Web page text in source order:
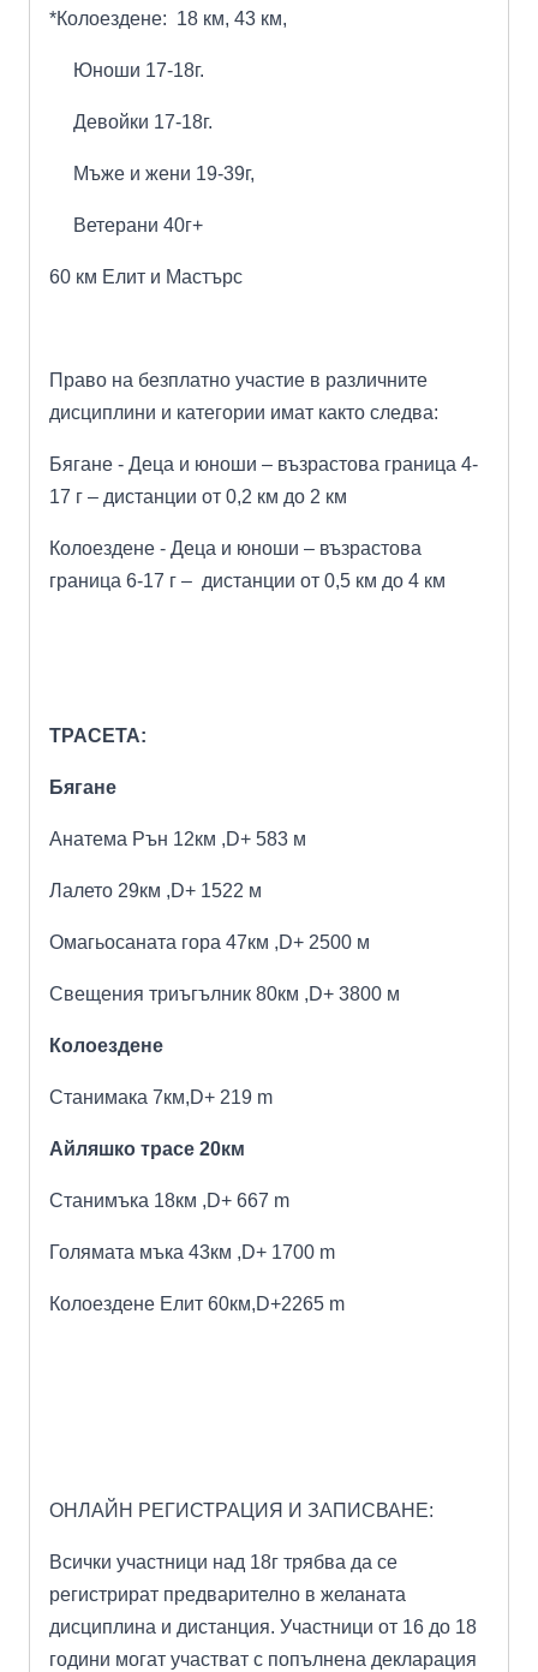
*Колоездене: 18 км, 43 км,
Юноши 17-18г.
Девойки 17-18г.
Мъже и жени 19-39г,
Ветерани 40г+
60 км Елит и Мастърс
Право на безплатно участие в различните
дисциплини и категории имат както следва:
Бягане - Деца и юноши – възрастова граница 4-
17 г – дистанции от 0,2 км до 2 км
Колоездене - Деца и юноши – възрастова
граница 6-17 г – дистанции от 0,5 км до 4 км
ТРАСЕТА:
Бягане
Анатема Рън 12км ,D+ 583 м
Лалето 29км ,D+ 1522 м
Омагьосаната гора 47км ,D+ 2500 м
Свещения триъгълник 80км ,D+ 3800 м
Колоездене
Станимака 7км,D+ 219 m
Айляшко трасе 20км
Станимъка 18км ,D+ 667 m
Голямата мъка 43км ,D+ 1700 m
Колоездене Елит 60км,D+2265 m
ОНЛАЙН РЕГИСТРАЦИЯ И ЗАПИСВАНЕ:
Всички участници над 18г трябва да се
регистрират предварително в желаната
дисциплина и дистанция. Участници от 16 до 18
години могат участват с попълнена декларация